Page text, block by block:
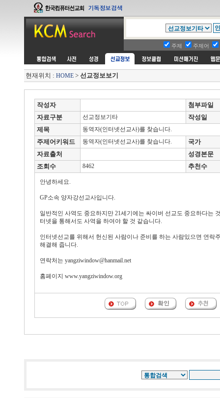
주제 주제어
현재위치 : HOME > 선교정보보기
작성자
첨부파일
자료구분
선교정보기타
작성일
제목
동역자(인터넷선교사)를 찾습니다.
주제어키워드 동역자(인터넷선교사)를 찾습니다.
국가
자료출처
성경본문
조회수
8462 추천수
안녕하세요.
GP소속 양자강선교사입니다.
일반적인 사역도 중요하지만 21세기에는 싸이버 선교도 중요하다는
터넷을 통해서도 사역을 하여야 할 것 같습니다.
인터넷선교를 위해서 헌신된 사람이나 준비를 하는 사람있으면 연락
해결해 줍니다.
연락처는 yangziwindow@hanmail.net
홈페이지 www.yangziwindow.org